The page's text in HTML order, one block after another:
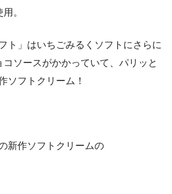
。
ト」はいちごみるくソフトにさらに
ソースがかかっていて、パリッと
ソフトクリーム！
新作ソフトクリームの